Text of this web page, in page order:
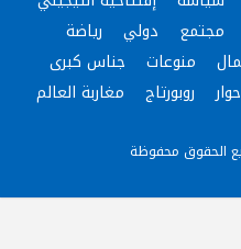
مجتمع دولي
رياضة
منوعات
جناس كبرى
حوار روبورتاج مغاربة العالم